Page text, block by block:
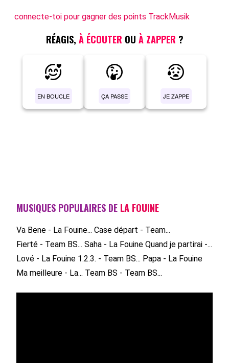
connecte-toi pour gagner des points TrackMusik
RÉAGIS, À ÉCOUTER OU À ZAPPER ?
EN BOUCLE ÇA PASSE JE ZAPPE
MUSIQUES POPULAIRES DE LA FOUINE
Va Bene - La Fouine... Case départ - Team...
Fierté - Team BS... Saha - La Fouine Quand je partirai -...
Lové - La Fouine 1.2.3. - Team BS... Papa - La Fouine
Ma meilleure - La... Team BS - Team BS...